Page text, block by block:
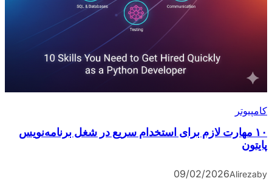
کامپیوتر
۱۰ مهارت لازم برای استخدام سریع در شغل برنامه‌نویس
پایتون
by
Alireza
09/02/2026